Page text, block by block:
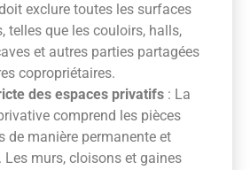
exclure toutes les surfaces
telles que les couloirs, halls,
et autres parties partagées
copropriétaires.
des espaces privatifs : La
comprend les pièces
de manière permanente et
Les murs, cloisons et gaines